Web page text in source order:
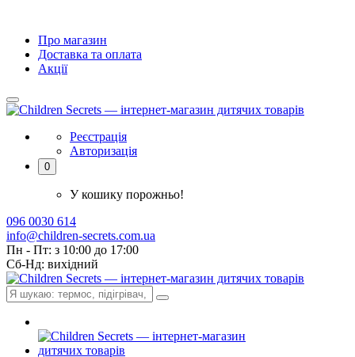
Про магазин
Доставка та оплата
Акції
Реєстрація
Авторизація
0
У кошику порожньо!
096 0030 614
info@children-secrets.com.ua
Пн - Пт: з 10:00 до 17:00
Сб-Нд: вихідний